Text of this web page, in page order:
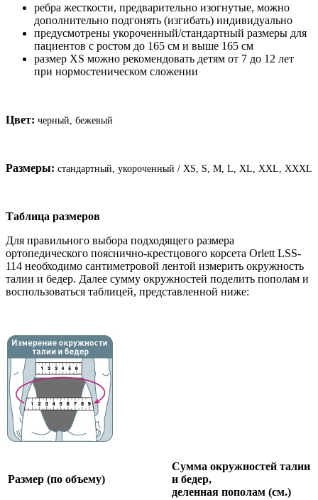
ребра жесткости, предварительно изогнутые, можно
дополнительно подгонять (изгибать) индивидуально
предусмотрены укороченный/стандартный размеры для
пациентов с ростом до 165 см и выше 165 см
размер XS можно рекомендовать детям от 7 до 12 лет
при нормостеническом сложении
Цвет: черный, бежевый
Размеры: стандартный, укороченный / XS, S, M, L, XL, XXL, XXXL
Таблица размеров
Для правильного выбора подходящего размера
ортопедического пояснично-крестцового корсета Orlett LSS-
114 необходимо сантиметровой лентой измерить окружность
талии и бедер. Далее сумму окружностей поделить пополам и
воспользоваться таблицей, представленной ниже:
Размер (по объему)
Сумма окружностей талии
и бедер,
деленная пополам (см.)